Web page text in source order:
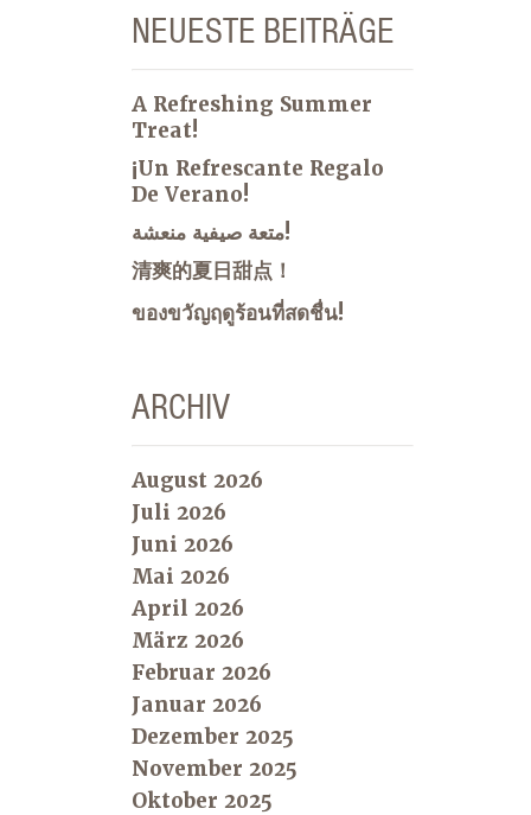
NEUESTE BEITRÄGE
A Refreshing Summer
Treat!
¡Un Refrescante Regalo
De Verano!
متعة صيفية منعشة!
清爽的夏日甜点！
ของขวัญฤดูร้อนที่สดชื่น!
ARCHIV
August 2026
Juli 2026
Juni 2026
Mai 2026
April 2026
März 2026
Februar 2026
Januar 2026
Dezember 2025
November 2025
Oktober 2025